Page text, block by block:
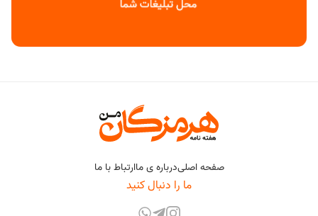
صفحه اصلیدرباره ی ماارتباط با ما
ما را دنبال کنید